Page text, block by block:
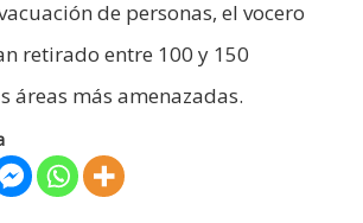
de personas, el vocero
retirado entre 100 y 150
áreas más amenazadas.